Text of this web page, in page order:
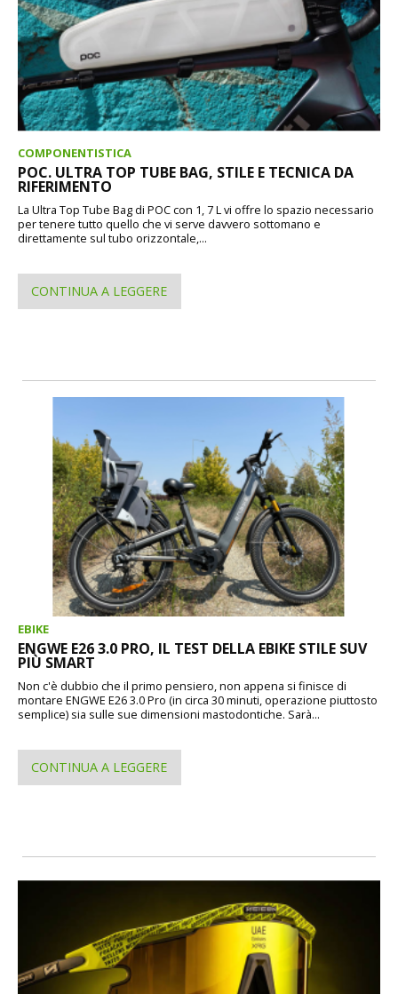
COMPONENTISTICA
POC. ULTRA TOP TUBE BAG, STILE E TECNICA DA
RIFERIMENTO
La Ultra Top Tube Bag di POC con 1, 7 L vi offre lo spazio necessario
per tenere tutto quello che vi serve davvero sottomano e
direttamente sul tubo orizzontale,...
CONTINUA A LEGGERE
EBIKE
ENGWE E26 3.0 PRO, IL TEST DELLA EBIKE STILE SUV
PIÙ SMART
Non c'è dubbio che il primo pensiero, non appena si finisce di
montare ENGWE E26 3.0 Pro (in circa 30 minuti, operazione piuttosto
semplice) sia sulle sue dimensioni mastodontiche. Sarà...
CONTINUA A LEGGERE